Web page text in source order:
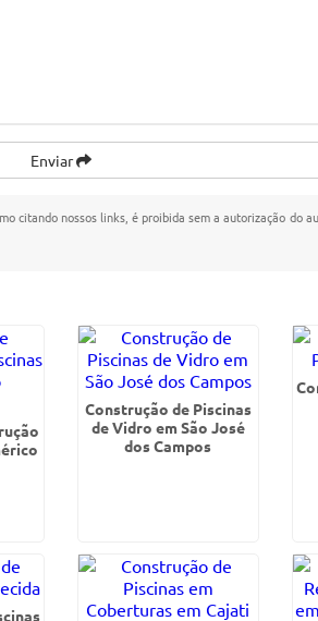
Enviar
citando nossos links, é proibida sem a autorização do
Construção de Piscinas
de Vidro em São José
dos Campos